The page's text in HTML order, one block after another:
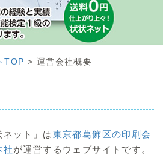
TOP > 運営会社概要
ネット」は東京都葛飾区の印刷会
社が運営するウェブサイトです。